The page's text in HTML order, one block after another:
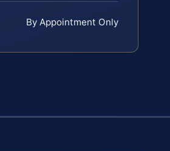
By Appointment Only